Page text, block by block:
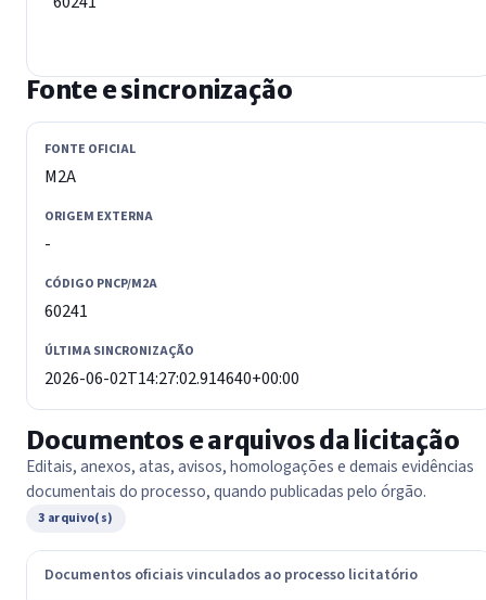
Fonte e sincronização
FONTE OFICIAL
M2A
ORIGEM EXTERNA
-
CÓDIGO PNCP/M2A
60241
ÚLTIMA SINCRONIZAÇÃO
2026-06-02T14:27:02.914640+00:00
Documentos e arquivos da licitação
Editais, anexos, atas, avisos, homologações e demais evidências
documentais do processo, quando publicadas pelo órgão.
3 arquivo(s)
Documentos oficiais vinculados ao processo licitatório